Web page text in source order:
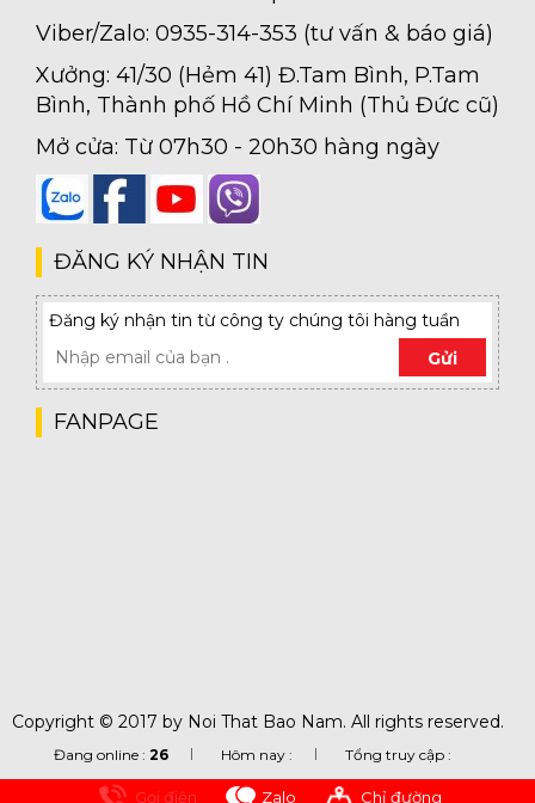
Viber/Zalo: 0935-314-353 (tư vấn & báo giá)
Xưởng: 41/30 (Hẻm 41) Đ.Tam Bình, P.Tam
Bình, Thành phố Hồ Chí Minh (Thủ Đức cũ)
Mở cửa: Từ 07h30 - 20h30 hàng ngày
ĐĂNG KÝ NHẬN TIN
Đăng ký nhận tin từ công ty chúng tôi hàng tuần
Gửi
FANPAGE
Copyright © 2017 by Noi That Bao Nam. All rights reserved.
Đang online : 26 Hôm nay : Tổng truy cập :
Gọi điện Zalo Chỉ đường